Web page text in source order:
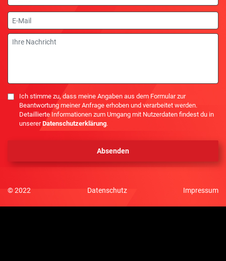
E-
Mail
Nachricht
Einwilligung
Ich stimme zu, dass meine Angaben aus dem Formular zur
Beantwortung meiner Anfrage erhoben und verarbeitet werden.
Detaillierte Informationen zum Umgang mit Nutzerdaten findest du in
unsererDatenschutzerklärung.
© 2022 Datenschutz Impressum